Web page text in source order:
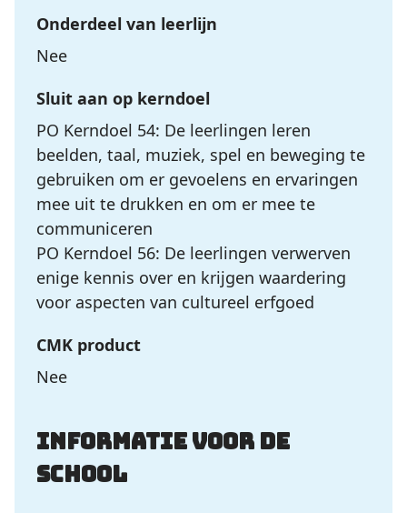
Onderdeel van leerlijn
Nee
Sluit aan op kerndoel
PO Kerndoel 54: De leerlingen leren
beelden, taal, muziek, spel en beweging te
gebruiken om er gevoelens en ervaringen
mee uit te drukken en om er mee te
communiceren
PO Kerndoel 56: De leerlingen verwerven
enige kennis over en krijgen waardering
voor aspecten van cultureel erfgoed
CMK product
Nee
Informatie voor de
school